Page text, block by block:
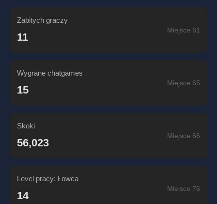
Zabitych graczy
11
Miejsce 61
Wygrane chatgames
15
Miejsce 65
Skoki
56,023
Miejsce 66
Level pracy: Łowca
14
Miejsce 76